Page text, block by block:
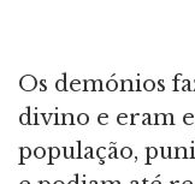
Os demónios
divino e eram
população,